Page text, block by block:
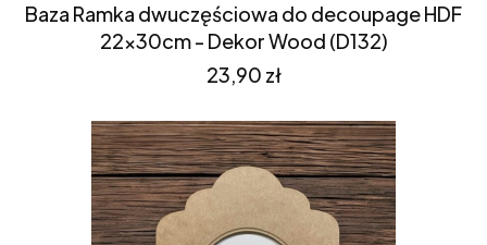
Baza Ramka dwuczęściowa do decoupage HDF
22x30cm - Dekor Wood (D132)
Cena
23,90 zł